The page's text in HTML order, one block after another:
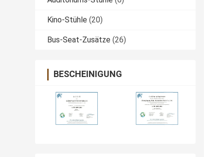
Kino-Stühle (20)
Bus-Seat-Zusätze (26)
BESCHEINIGUNG